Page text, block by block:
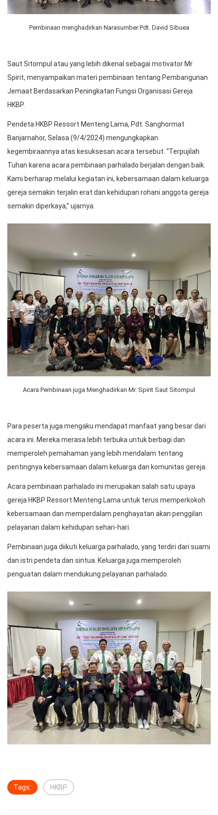
Pembinaan menghadirkan Narasumber Pdt. David Sibuea
Saut Sitompul atau yang lebih dikenal sebagai motivator Mr
Spirit, menyampaikan materi pembinaan tentang Pembangunan
Jemaat Berdasarkan Peningkatan Fungsi Organisasi Gereja
HKBP.
Pendeta HKBP Ressort Menteng Lama, Pdt. Sanghormat
Banjarnahor, Selasa (9/4/2024) mengungkapkan
kegembiraannya atas kesuksesan acara tersebut. “Terpujilah
Tuhan karena acara pembinaan parhalado berjalan dengan baik.
Kami berharap melalui kegiatan ini, kebersamaan dalam keluarga
gereja semakin terjalin erat dan kehidupan rohani anggota gereja
semakin diperkaya,” ujarnya.
Acara Pembinaan juga Menghadirkan Mr. Spirit Saut Sitompul
Para peserta juga mengaku mendapat manfaat yang besar dari
acara ini. Mereka merasa lebih terbuka untuk berbagi dan
memperoleh pemahaman yang lebih mendalam tentang
pentingnya kebersamaan dalam keluarga dan komunitas gereja.
Acara pembinaan parhalado ini merupakan salah satu upaya
gereja HKBP Ressort Menteng Lama untuk terus memperkokoh
kebersamaan dan memperdalam penghayatan akan penggilan
pelayanan dalam kehidupan sehari-hari.
Pembinaan juga diikuti keluarga parhalado, yang terdiri dari suami
dan istri pendeta dan sintua. Keluarga juga memperoleh
penguatan dalam mendukung pelayanan parhalado.
Tags: HKBP